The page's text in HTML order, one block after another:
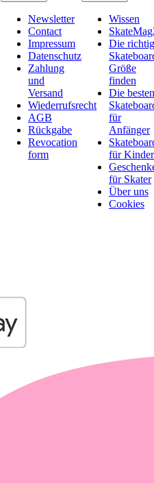
Newsletter
Contact
Impressum
Datenschutz
Zahlung
und
Versand
Wiederrufsrecht
AGB
Rückgabe
Revocation
form
Wissen
Die
Größe
finden
Die besten
für
Anfänger
für Kinder
für Skater
Über uns
Cookies